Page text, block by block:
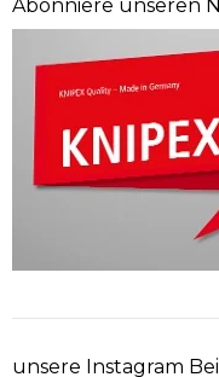
Abonniere unseren
unsere Instagram